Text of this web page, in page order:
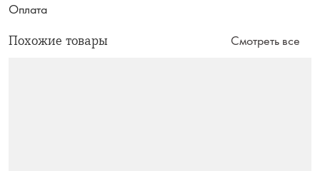
Оплата
Похожие товары Смотреть все